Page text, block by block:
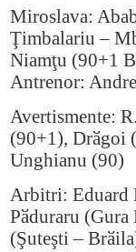
Miroslava:
Ţimbalariu –
Niamţu (90+1
Antrenor:
Avertismente:
(90+1), Drӑgoi
Unghianu (90)
Arbitri: Eduard
Pӑduraru
(Şuteşti –